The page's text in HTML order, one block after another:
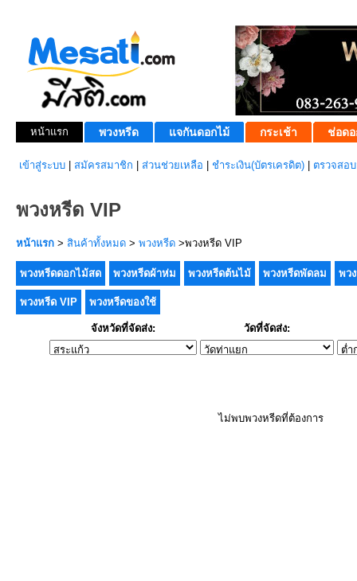
หน้าแรก พวงหรีด แจกันดอกไม้ กระเช้า ช่อดอ
เข้าสู่ระบบ สมัครสมาชิก ส่วนช่วยเหลือ ชำระเงิน(บัตรเครดิต) ตรวจสอ
พวงหรีด VIP
หน้าแรก > สินค้าทั้งหมด > พวงหรีด >พวงหรีด VIP
พวงหรีดดอกไม้สด พวงหรีดผ้าห่ม พวงหรีดต้นไม้ พวงหรีดพัดลม พว
พวงหรีด VIP พวงหรีดของใช้
จังหวัดที่จัดส่ง: วัดที่จัดส่ง:
ไม่พบพวงหรีดที่ต้องการ